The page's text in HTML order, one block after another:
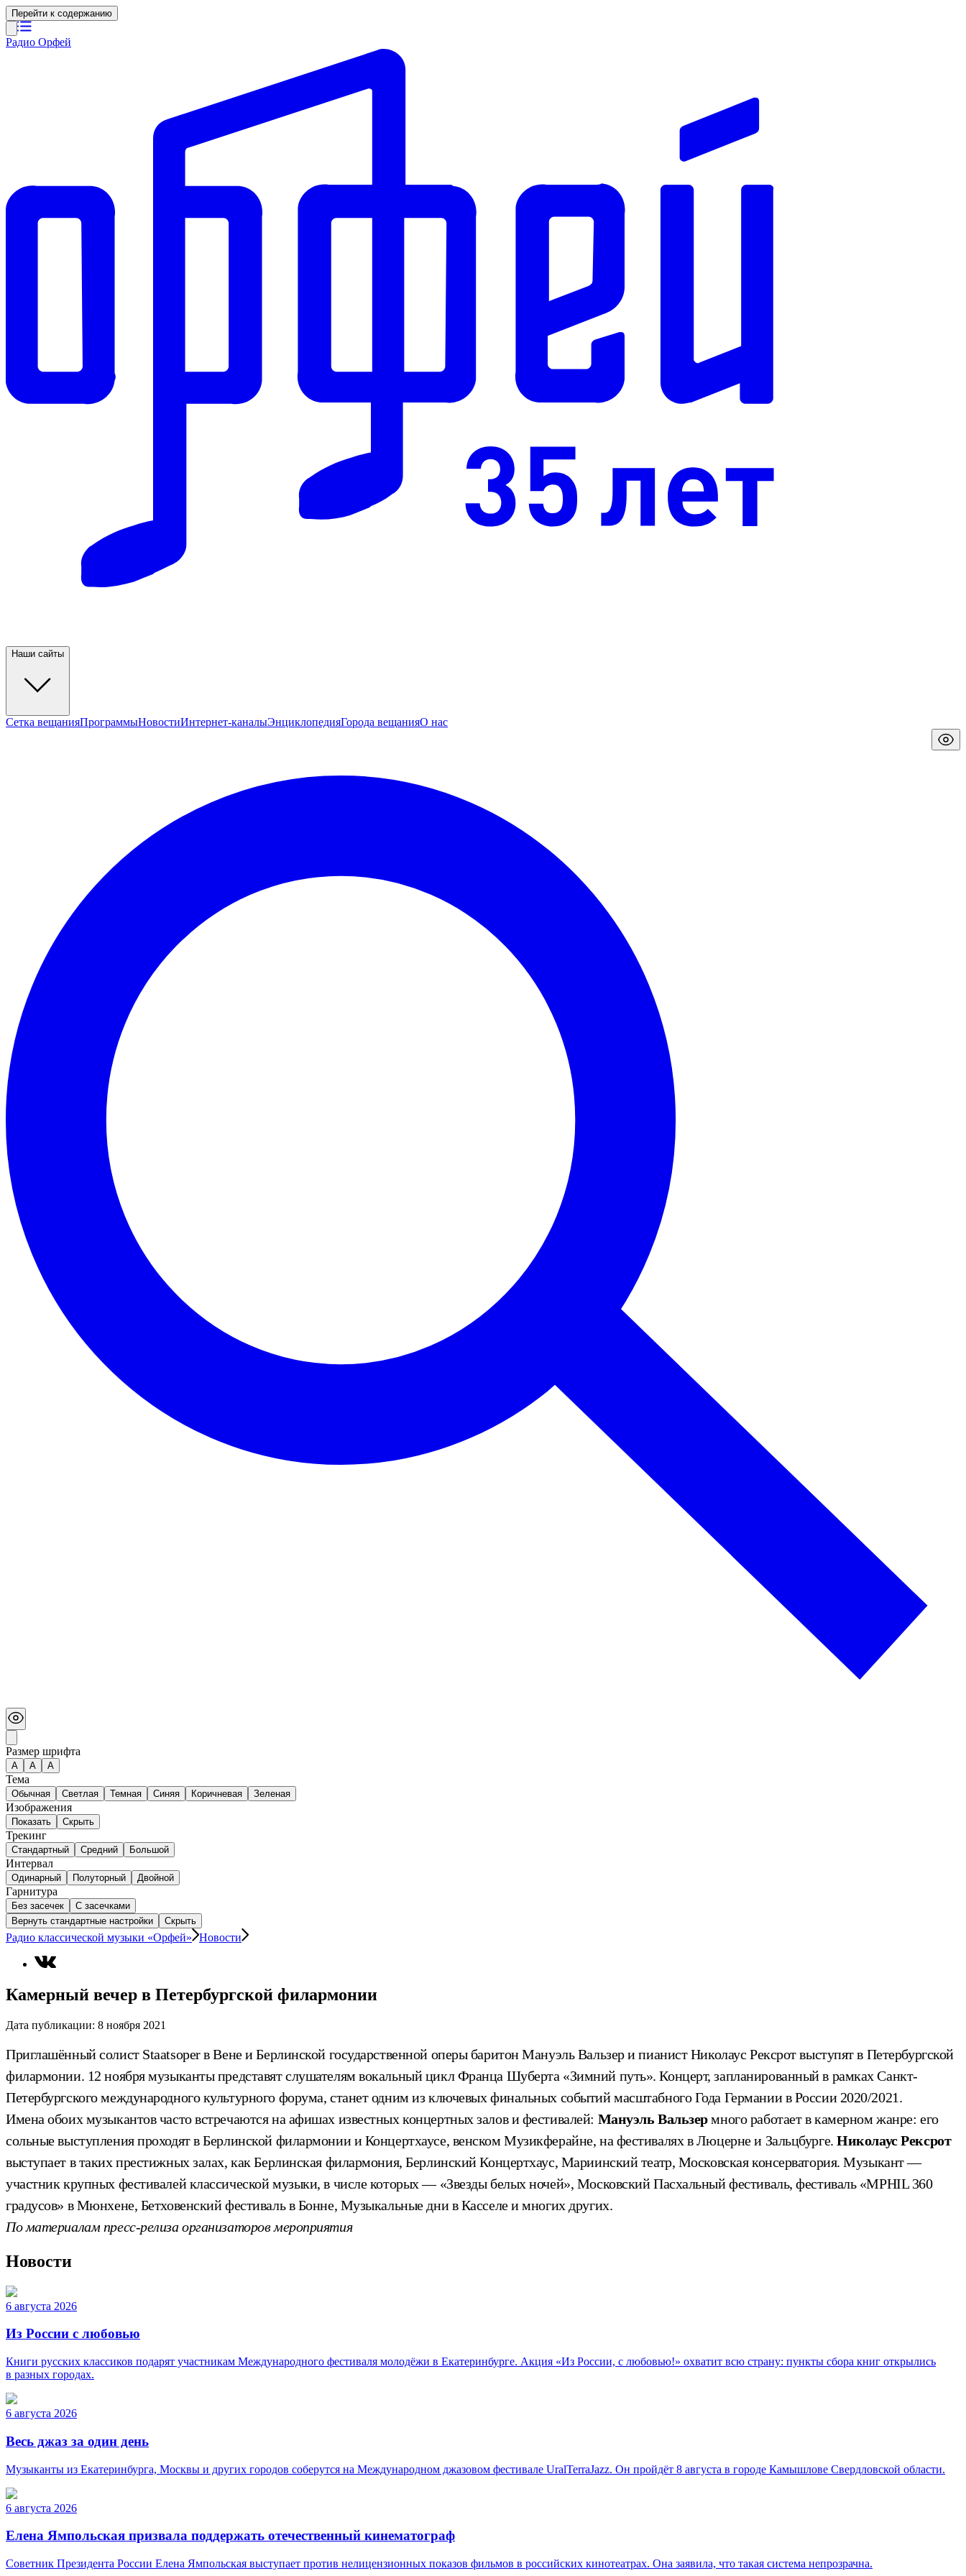
Перейти к содержанию
Радио Орфей
Наши сайты
Сетка вещанияПрограммыНовостиИнтернет-каналыЭнциклопедияГорода вещанияО нас
Размер шрифта
А A A
Тема
Обычная Светлая Темная Синяя Коричневая Зеленая
Изображения
Показать Скрыть
Трекинг
Стандартный Средний Большой
Интервал
Одинарный Полуторный Двойной
Гарнитура
Без засечек
С засечками
Вернуть стандартные настройки
Скрыть
Радио классической музыки «Орфей» Новости
Камерный вечер в Петербургской филармонии
Дата публикации: 8 ноября 2021
Приглашённый солист Staatsoper в Вене и Берлинской государственной оперы баритон Мануэль Вальзер и пианист Николаус Рексрот выступят в Петербургской
филармонии. 12 ноября музыканты представят слушателям вокальный цикл Франца Шуберта «Зимний путь». Концерт, запланированный в рамках Санкт-
Петербургского международного культурного форума, станет одним из ключевых финальных событий масштабного Года Германии в России 2020/2021.
Имена обоих музыкантов часто встречаются на афишах известных концертных залов и фестивалей: Мануэль Вальзермного работает в камерном жанре: его
сольные выступления проходят в Берлинской филармонии и Концертхаусе, венском Музикферайне, на фестивалях в Люцерне и Зальцбурге.Николаус Рексрот
выступает в таких престижных залах, как Берлинская филармония, Берлинский Концертхаус, Мариинский театр, Московская консерватория. Музыкант —
участник крупных фестивалей классической музыки, в числе которых — «Звезды белых ночей», Московский Пасхальный фестиваль, фестиваль «MPHIL 360
градусов» в Мюнхене, Бетховенский фестиваль в Бонне, Музыкальные дни в Касселе и многих других.
По материалам пресс-релиза организаторов мероприятия
Новости
6 августа 2026
Из России с любовью
Книги русских классиков подарят участникам Международного фестиваля молодёжи в Екатеринбурге. Акция «Из России, с любовью!» охватит всю страну: пункты сбора книг открылись
в разных городах.
6 августа 2026
Весь джаз за один день
Музыканты из Екатеринбурга, Москвы и других городов соберутся на Международном джазовом фестивале UralTerraJazz. Он пройдёт 8 августа в городе Камышлове Свердловской области.
6 августа 2026
Елена Ямпольская призвала поддержать отечественный кинематограф
Советник Президента России Елена Ямпольская выступает против нелицензионных показов фильмов в российских кинотеатрах. Она заявила, что такая система непрозрачна.